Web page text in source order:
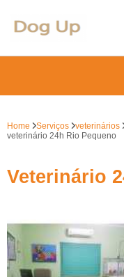
Home Serviços veterinários
veterinário 24h Rio Pequeno
Veterinário